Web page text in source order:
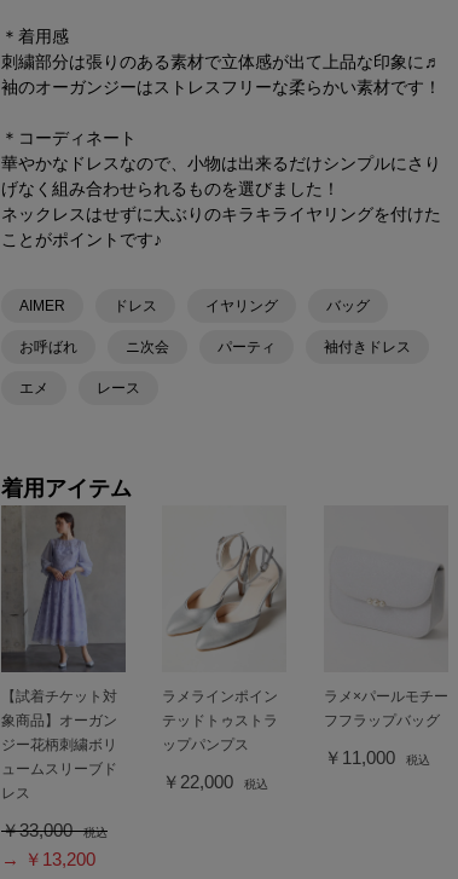
＊着用感
刺繍部分は張りのある素材で立体感が出て上品な印象に♬
袖のオーガンジーはストレスフリーな柔らかい素材です！
＊コーディネート
華やかなドレスなので、小物は出来るだけシンプルにさり
げなく組み合わせられるものを選びました！
ネックレスはせずに大ぶりのキラキライヤリングを付けた
ことがポイントです♪
AIMER ドレス イヤリング バッグ
お呼ばれ ニ次会 パーティ 袖付きドレス
エメ レース
着用アイテム
【試着チケット対
象商品】オーガン
ジー花柄刺繍ボリ
ュームスリーブド
レス
￥33,000 税込
→ ￥13,200
ラメラインポイン
テッドトゥストラ
ップパンプス
￥22,000 税込
ラメ×パールモチー
フフラップバッグ
￥11,000 税込